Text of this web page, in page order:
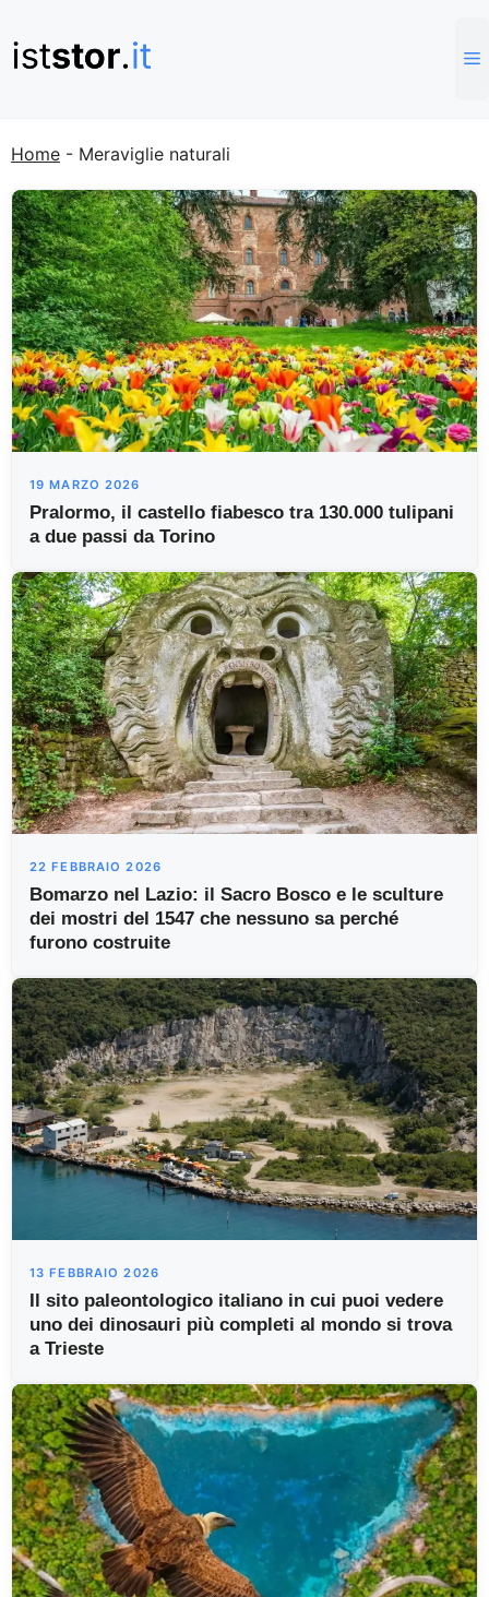
al
contenuto
Home - Meraviglie naturali
19 MARZO 2026
Pralormo, il castello fiabesco tra 130.000 tulipani
a due passi da Torino
22 FEBBRAIO 2026
Bomarzo nel Lazio: il Sacro Bosco e le sculture
dei mostri del 1547 che nessuno sa perché
furono costruite
13 FEBBRAIO 2026
Il sito paleontologico italiano in cui puoi vedere
uno dei dinosauri più completi al mondo si trova
a Trieste